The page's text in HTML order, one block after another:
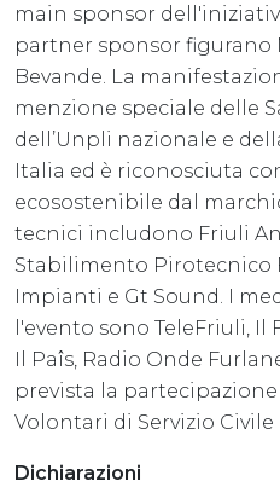
main sponsor
partner sponsor figurano
Bevande. La
menzione speciale delle
dell’Unpli nazionale e
Italia ed è riconosciuta
ecosostenibile dal
tecnici includono Friuli
Stabilimento Pirotecnico
Impianti e Gt Sound. I
l'evento sono TeleFriuli,
Il Paîs, Radio Onde
prevista la
Volontari di Servizio Civile
Dichiarazioni